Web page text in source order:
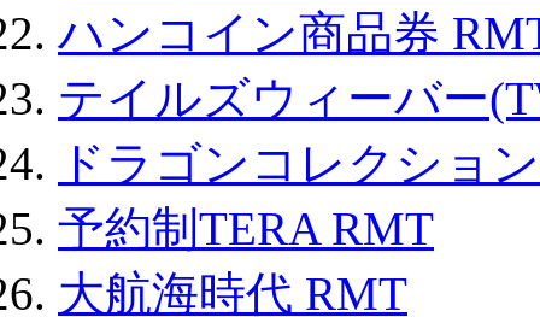
ハンコイン商品券
テイルズウィーバー
ドラゴンコレクショ
予約制TERA RMT
大航海時代 RMT